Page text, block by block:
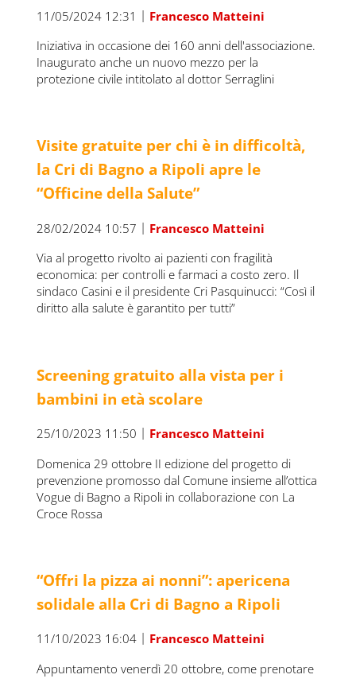
11/05/2024 12:31 | Francesco Matteini
Iniziativa in occasione dei 160 anni dell'associazione.
Inaugurato anche un nuovo mezzo per la
protezione civile intitolato al dottor Serraglini
Visite gratuite per chi è in difficoltà,
la Cri di Bagno a Ripoli apre le
“Officine della Salute”
28/02/2024 10:57 | Francesco Matteini
Via al progetto rivolto ai pazienti con fragilità
economica: per controlli e farmaci a costo zero. Il
sindaco Casini e il presidente Cri Pasquinucci: “Così il
diritto alla salute è garantito per tutti”
Screening gratuito alla vista per i
bambini in età scolare
25/10/2023 11:50 | Francesco Matteini
Domenica 29 ottobre II edizione del progetto di
prevenzione promosso dal Comune insieme all’ottica
Vogue di Bagno a Ripoli in collaborazione con La
Croce Rossa
“Offri la pizza ai nonni”: apericena
solidale alla Cri di Bagno a Ripoli
11/10/2023 16:04 | Francesco Matteini
Appuntamento venerdì 20 ottobre, come prenotare